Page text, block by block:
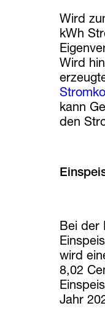
Wird
kWh
Wird
kann
den
Bei der
wird
8,02
Jahr